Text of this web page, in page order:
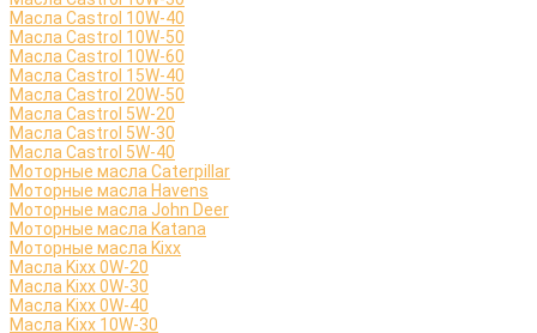
Масла Castrol 10W-40
Масла Castrol 10W-50
Масла Castrol 10W-60
Масла Castrol 15W-40
Масла Castrol 20W-50
Масла Castrol 5W-20
Масла Castrol 5W-30
Масла Castrol 5W-40
Моторные масла Caterpillar
Моторные масла Havens
Моторные масла John Deer
Моторные масла Katana
Моторные масла Kixx
Масла Kixx 0W-20
Масла Kixx 0W-30
Масла Kixx 0W-40
Масла Kixx 10W-30